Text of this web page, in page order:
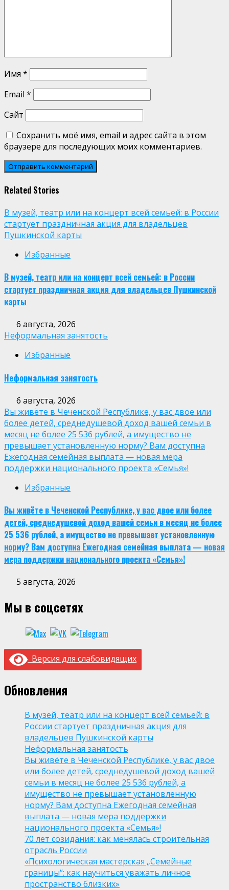
Имя *
Email *
Сайт
Сохранить моё имя, email и адрес сайта в этом
браузере для последующих моих комментариев.
Related Stories
В музей, театр или на концерт всей семьей: в России
стартует праздничная акция для владельцев
Пушкинской карты
Избранные
В музей, театр или на концерт всей семьей: в России
стартует праздничная акция для владельцев Пушкинской
карты
6 августа, 2026
Неформальная занятость
Избранные
Неформальная занятость
6 августа, 2026
Вы живёте в Чеченской Республике, у вас двое или
более детей, среднедушевой доход вашей семьи в
месяц не более 25 536 рублей, а имущество не
превышает установленную норму? Вам доступна
Ежегодная семейная выплата — новая мера
поддержки национального проекта «Семья»!
Избранные
Вы живёте в Чеченской Республике, у вас двое или более
детей, среднедушевой доход вашей семьи в месяц не более
25 536 рублей, а имущество не превышает установленную
норму? Вам доступна Ежегодная семейная выплата — новая
мера поддержки национального проекта «Семья»!
5 августа, 2026
Мы в соцсетях
Версия для слабовидящих
Обновления
В музей, театр или на концерт всей семьей: в
России стартует праздничная акция для
владельцев Пушкинской карты
Неформальная занятость
Вы живёте в Чеченской Республике, у вас двое
или более детей, среднедушевой доход вашей
семьи в месяц не более 25 536 рублей, а
имущество не превышает установленную
норму? Вам доступна Ежегодная семейная
выплата — новая мера поддержки
национального проекта «Семья»!
70 лет созидания: как менялась строительная
отрасль России
«Психологическая мастерская „Семейные
границы“: как научиться уважать личное
пространство близких»